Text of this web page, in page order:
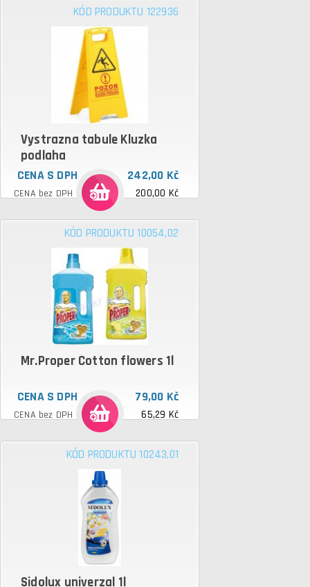
KÓD PRODUKTU 122936
Vystrazna tabule Kluzka
podlaha
CENA S DPH 242,00 Kč
CENA bez DPH 200,00 Kč
KÓD PRODUKTU 10054,02
Mr.Proper Cotton flowers 1l
CENA S DPH 79,00 Kč
CENA bez DPH 65,29 Kč
KÓD PRODUKTU 10243,01
Sidolux univerzal 1l